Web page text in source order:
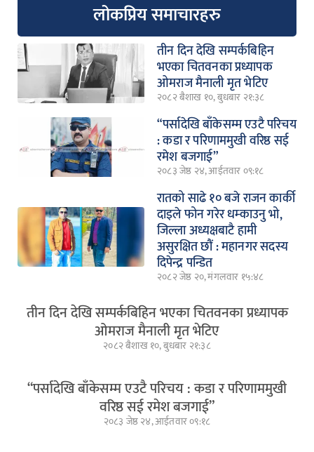
लोकप्रिय समाचारहरु
तीन दिन देखि सम्पर्कबिहिन
भएका चितवनका प्रध्यापक
ओमराज मैनाली मृत भेटिए
२०८२ बैशाख १०, बुधबार २१:३८
“पर्सादेखि बाँकेसम्म एउटै परिचय
: कडा र परिणाममुखी वरिष्ठ सई
रमेश बजगाई”
२०८३ जेष्ठ २४, आईतवार ०९:१८
रातको साढे १० बजे राजन कार्की
दाइले फोन गरेर धम्काउनु भो,
जिल्ला अध्यक्षबाटै हामी
असुरक्षित छौं : महानगर सदस्य
दिपेन्द्र पन्डित
२०८२ जेष्ठ २०, मंगलवार १५:४८
तीन दिन देखि सम्पर्कबिहिन भएका चितवनका प्रध्यापक
ओमराज मैनाली मृत भेटिए
२०८२ बैशाख १०, बुधबार २१:३८
“पर्सादेखि बाँकेसम्म एउटै परिचय : कडा र परिणाममुखी
वरिष्ठ सई रमेश बजगाई”
२०८३ जेष्ठ २४, आईतवार ०९:१८